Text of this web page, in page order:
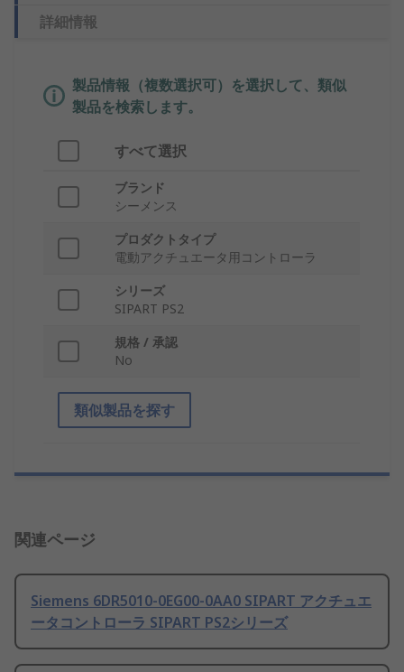
詳細情報
製品情報（複数選択可）を選択して、類似
製品を検索します。
すべて選択
ブランド
シーメンス
プロダクトタイプ
電動アクチュエータ用コントローラ
シリーズ
SIPART PS2
規格 / 承認
No
類似製品を探す
関連ページ
Siemens 6DR5010-0EG00-0AA0 SIPART アクチュエ
ータコントローラ SIPART PS2シリーズ